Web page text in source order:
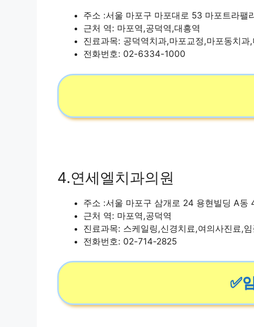
주소 :서울 마포구 마포대로 53 마포트라팰
근처 역: 마포역,공덕역,대흥역
진료과목: 공덕역치과,마포교정,마포동치
전화번호: 02-6334-1000
4.연세엘치과의원
주소 :서울 마포구 삼개로 24 용현빌딩 A동
근처 역: 마포역,공덕역
진료과목: 스케일링,신경치료,여의사진료,
전화번호: 02-714-2825
✅